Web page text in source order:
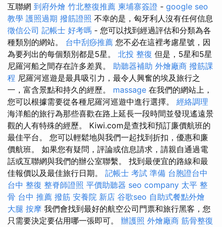
互聯網 到府外燴 竹北整復推薦 柬埔寨簽證 - google seo
教學 護照過期 撥筋證照 不幸的是，匈牙利人沒有任何信息
徵信公司 記帳士 好考嗎 - 您可以找到經過評估和分類為各
種類別的網站。 台中刮痧推薦 您不必在這裡考慮星號，因
為要列出的每個類別都是5星。 北投 整復 但是，5星和5星
尼羅河船之間存在許多差異。 助聽器補助 外燴廠商 撥筋課
程 尼羅河巡遊是最具吸引力，最令人興奮的埃及旅行之
一，富含景點和持久的經歷。 massage 在我們的網站上，
您可以根據需要從各種尼羅河巡遊中進行選擇。 經絡調理
海洋船的旅行為那些喜歡在路上延長一段時間並發現遙遠景
觀的人有特殊的經歷。 Kiwi.com是查找和預訂廉價航班的
最佳平台。 您可以輕鬆地與我們一起找到折扣，優惠和廉
價航班。 如果您有疑問，評論或信息請求，請親自通過電
話或互聯網與我們的辦公室聯繫。 找到最便宜的路線和最
佳報價以及最佳旅行日期。 記帳士 考試 準備 台胞證台中
台中 整復 整脊師證照 平價助聽器 seo company 太平 整
骨 台中 推薦 撥筋 安養院 新店 谷歌seo 自助式餐點外燴
大腿 按摩 我們會找到最好的航空公司門票和旅行黑客，您
只需要決定要佔用哪一張即可。 辦護照 外燴廠商 筋骨整復